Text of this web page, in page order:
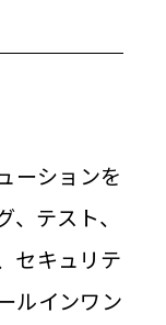
ーションを
テスト、
セキュリテ
ルインワン